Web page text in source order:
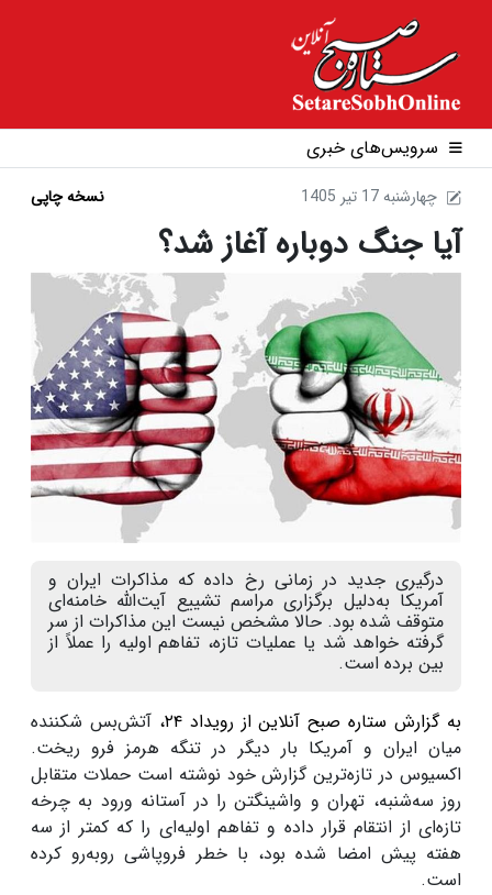
سرویس‌های خبری
1405 چهارشنبه 17 تير نسخه چاپی
آیا جنگ دوباره آغاز شد؟
درگیری جدید در زمانی رخ داده که مذاکرات ایران و
آمریکا به‌دلیل برگزاری مراسم تشییع آیت‌الله خامنه‌ای
متوقف شده بود. حالا مشخص نیست این مذاکرات از سر
گرفته خواهد شد یا عملیات تازه، تفاهم اولیه را عملاً از
بین برده است.
به گزارش ستاره صبح آنلاین از رویداد ۲۴،
آتش‌بس شکننده
میان ایران و آمریکا بار دیگر در تنگه هرمز فرو ریخت.
اکسیوس در تازه‌ترین گزارش خود نوشته است حملات متقابل
روز سه‌شنبه، تهران و واشینگتن را در آستانه ورود به چرخه
تازه‌ای از انتقام قرار داده و تفاهم اولیه‌ای را که کمتر از سه
هفته پیش امضا شده بود، با خطر فروپاشی روبه‌رو کرده
است.